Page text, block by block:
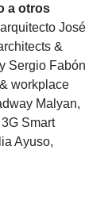
a otros
José
&
Sergio Fabón
workplace
Malyan,
Smart
Ayuso,